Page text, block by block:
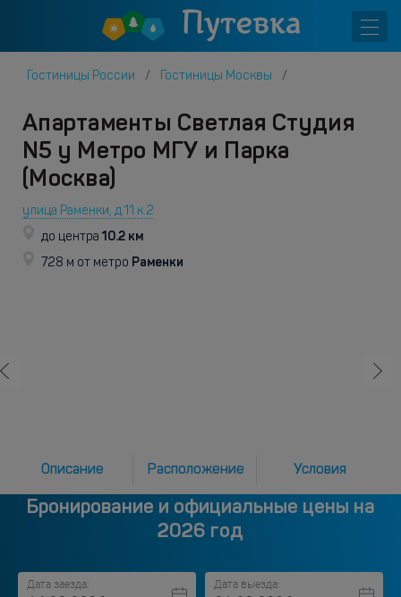
Гостиницы России Гостиницы Москвы
Апартаменты Светлая Студия
N5 у Метро МГУ и Парка
(Москва)
улица Раменки, д.11 к.2
до центра 10.2 км
728 м от метро Раменки
Описание Расположение Условия
Бронирование и официальные цены на
2026 год
Дата заезда: Дата выезда: